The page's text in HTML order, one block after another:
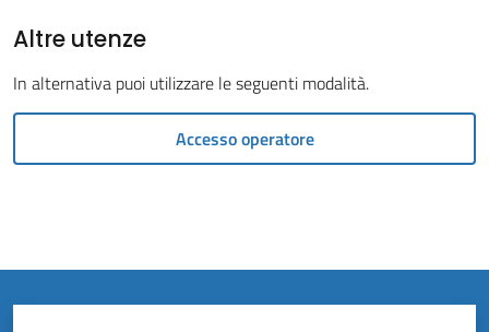
Amministrazione
Trasparente
gli
Altre utenze
In alternativa puoi utilizzare le seguenti modalità.
Accesso operatore